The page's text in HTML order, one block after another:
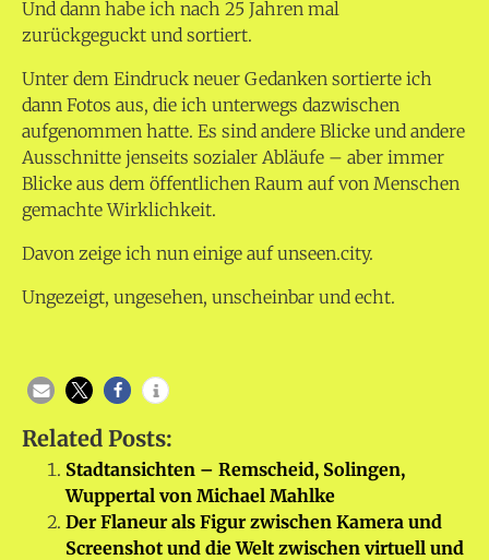
Und dann habe ich nach 25 Jahren mal
zurückgeguckt und sortiert.
Unter dem Eindruck neuer Gedanken sortierte ich
dann Fotos aus, die ich unterwegs dazwischen
aufgenommen hatte. Es sind andere Blicke und andere
Ausschnitte jenseits sozialer Abläufe – aber immer
Blicke aus dem öffentlichen Raum auf von Menschen
gemachte Wirklichkeit.
Davon zeige ich nun einige auf unseen.city.
Ungezeigt, ungesehen, unscheinbar und echt.
Related Posts:
Stadtansichten – Remscheid, Solingen,
Wuppertal von Michael Mahlke
Der Flaneur als Figur zwischen Kamera und
Screenshot und die Welt zwischen virtuell und